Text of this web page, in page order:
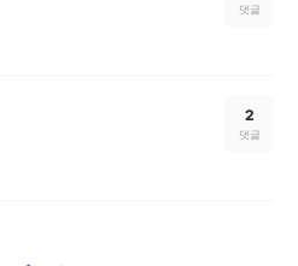
댓글
2
댓글